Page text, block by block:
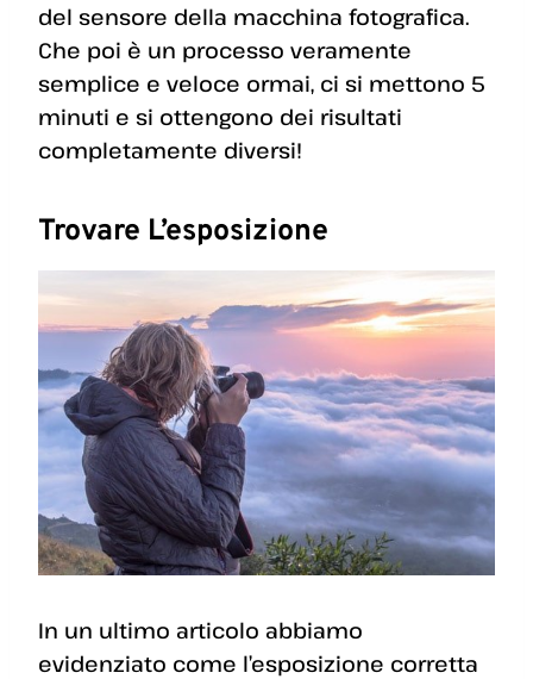
del sensore della macchina fotografica.
Che poi è un processo veramente
semplice e veloce ormai, ci si mettono 5
minuti e si ottengono dei risultati
completamente diversi!
Trovare L’esposizione
In un ultimo articolo abbiamo
evidenziato come l’esposizione corretta